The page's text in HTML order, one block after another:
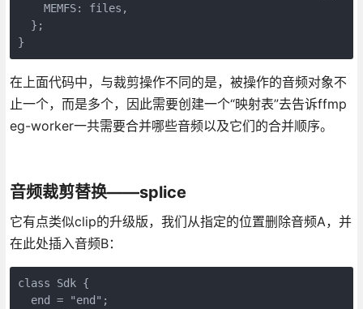
    MEMFS: files,
  };
}
在上面代码中，与裁剪操作不同的是，被操作的音频对象不
止一个，而是多个，因此需要创建一个“映射表”去告诉ffmp
eg-worker一共需要合并哪些音频以及它们的合并顺序。
音频裁剪替换——splice
它有点类似clip的升级版，我们从指定的位置删除音频A，并
在此处插入音频B：
class Sdk {
  end = "end";